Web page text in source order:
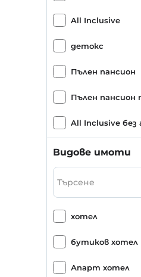
All Inclusive
детокс
Пълен пансион
Пълен пансион
All Inclusive без
Само изолирана
Видове имоти
хотел
бутиков хотел
Апарт хотел